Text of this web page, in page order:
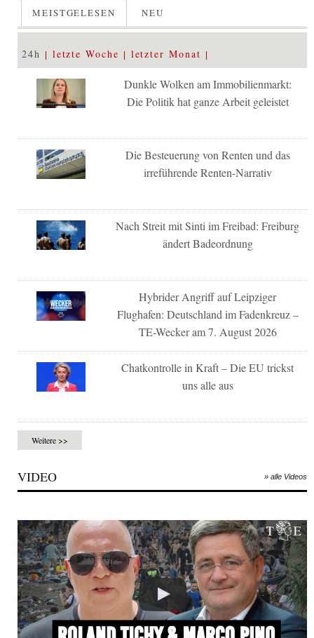
MEISTGELESEN NEU
24h letzte Woche letzter Monat
Dunkle Wolken am Immobilienmarkt:
Die Politik hat ganze Arbeit geleistet
Die Besteuerung von Renten und das
irreführende Renten-Narrativ
Nach Streit mit Sinti im Freibad: Freiburg
ändert Badeordnung
Hybrider Angriff auf Leipziger
Flughafen: Deutschland im Fadenkreuz –
TE-Wecker am 7. August 2026
Chatkontrolle in Kraft – Die EU trickst
uns alle aus
Weitere >>
VIDEO » alle Videos